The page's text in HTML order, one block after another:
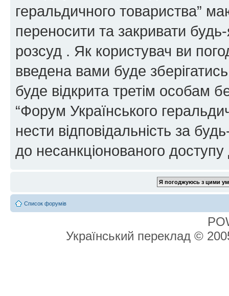
геральдичного товариства”
переносити та закривати
розсуд . Як користувач ви
введена вами буде
буде відкрита третім особам
“Форум Українського
нести відповідальність за
до несанкціонованого доступу
Список форумів
Український переклад ©